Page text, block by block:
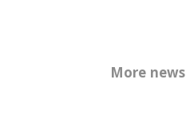
More news